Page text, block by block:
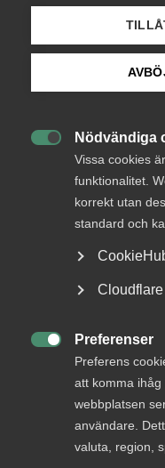
Nödvändiga
Vissa cookies
funktionalitet.
korrekt utan
standard och
Cloudflare
Preferenser
Preferens
att komma
webbplatsen
användare.
valuta, region,
Logga in på
Sök på almega.se
Cookie-inställningar
Arbetsgivarfrågor
Företag som fått stöd
rapportera till
har dock varit
att om avstämning
betalas tillbaka. Detta
undantag och många
hur många fall som
dagsläget oklart men
företag, enligt
– Att kräva tillbaka